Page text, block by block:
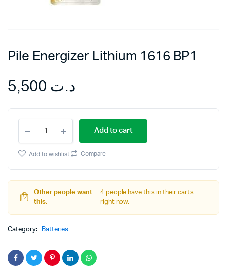
Pile Energizer Lithium 1616 BP1
د.ت
Energizer
Lithium
1616
quantity
Add to cart
Add to wishlist Compare
Other people want
this.
4 people have this in their carts
right now.
Category: Batteries